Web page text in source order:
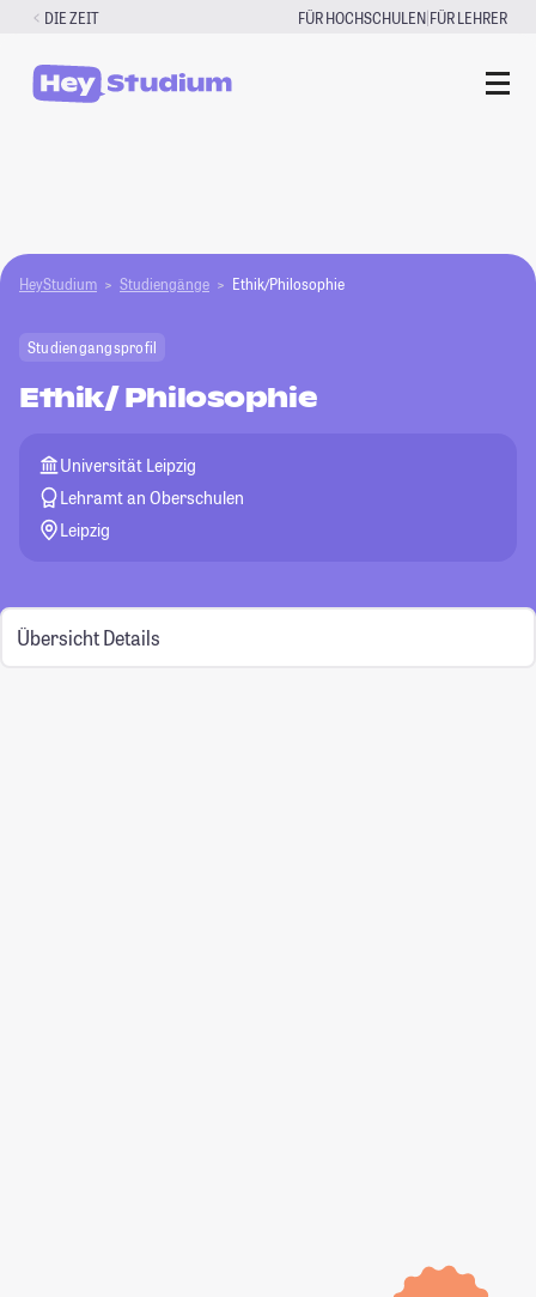
Zum
springen
DIE ZEIT FÜR HOCHSCHULEN|FÜR LEHRER
HeyStudium Studiengänge Ethik/Philosophie
Studiengangsprofil
Ethik/ Philosophie
Universität Leipzig
Lehramt an Oberschulen
Leipzig
Übersicht Details